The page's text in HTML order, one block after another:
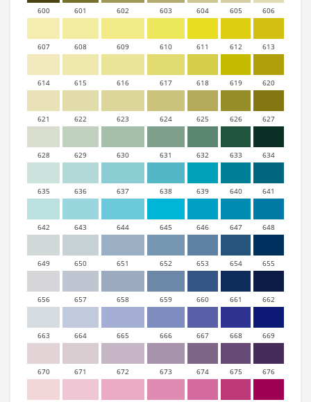
600 601 602 603 604 605 606
607 608 609 610 611 612 613
614 615 616 617 618 619 620
621 622 623 624 625 626 627
628 629 630 631 632 633 634
635 636 637 638 639 640 641
642 643 644 645 646 647 648
649 650 651 652 653 654 655
656 657 658 659 660 661 662
663 664 665 666 667 668 669
670 671 672 673 674 675 676